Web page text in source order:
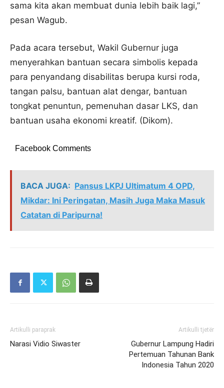
sama kita akan membuat dunia lebih baik lagi,”
pesan Wagub.
Pada acara tersebut, Wakil Gubernur juga
menyerahkan bantuan secara simbolis kepada
para penyandang disabilitas berupa kursi roda,
tangan palsu, bantuan alat dengar, bantuan
tongkat penuntun, pemenuhan dasar LKS, dan
bantuan usaha ekonomi kreatif. (Dikom).
Facebook Comments
BACA JUGA: Pansus LKPJ Ultimatum 4 OPD,
Mikdar: Ini Peringatan, Masih Juga Maka Masuk
Catatan di Paripurna!
Artikulli paraprak
Narasi Vidio Siwaster
Artikulli tjetër
Gubernur Lampung Hadiri
Pertemuan Tahunan Bank
Indonesia Tahun 2020